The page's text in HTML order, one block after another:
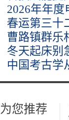
2026年年
春运第三十
曹路镇群乐
冬天起床别
中国考古学
为您推荐